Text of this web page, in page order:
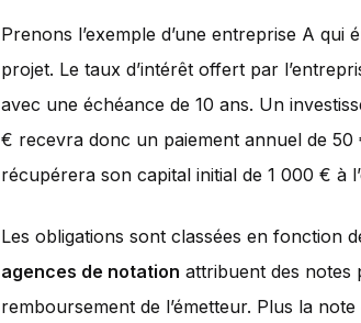
Prenons l’exemple d’une entreprise A
projet. Le taux d’intérêt offert par
avec une échéance de 10 ans. Un
€ recevra donc un paiement annuel de
récupérera son capital initial de 1 000 € à
Les obligations sont classées en fonction
agences de notation attribuent des notes
remboursement de l’émetteur. Plus la